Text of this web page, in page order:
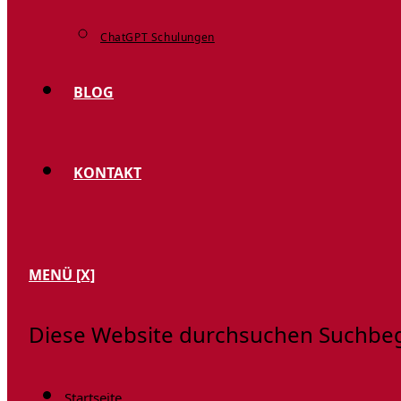
ChatGPT Schulungen
BLOG
KONTAKT
MENÜ [X]
Diese Website durchsuchen
Startseite